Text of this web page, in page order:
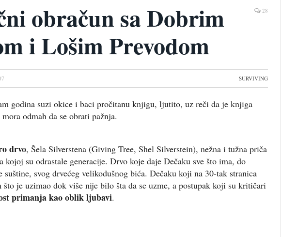
obračun sa Dobrim
i Lošim Prevodom
28
SURVIVING
godina suzi okice i baci pročitanu knjigu, ljutito, uz reči da je knjiga
odmah da se obrati pažnja.
drvo, Šela Silverstena (Giving Tree, Shel Silverstein), nežna i tužna priča
kojoj su odrastale generacije. Drvo koje daje Dečaku sve što ima, do
suštine, svog drvećeg velikodušnog bića. Dečaku koji na 30-tak stranica
je uzimao dok više nije bilo šta da se uzme, a postupak koji su kritičari
primanja kao oblik ljubavi.